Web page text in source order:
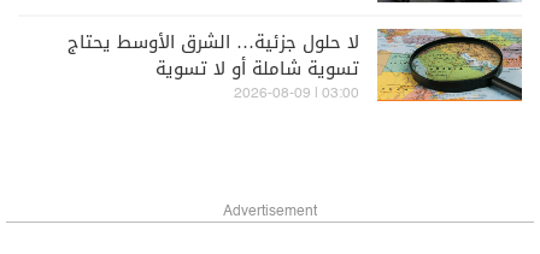
لا حلول جزئية… الشرق الأوسط يحتاج
تسوية شاملة أو لا تسوية
03:00 | 2026-08-09
Advertisement